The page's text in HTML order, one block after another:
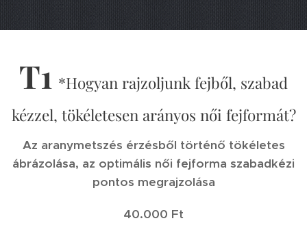
T1 *Hogyan rajzoljunk fejből, szabad
kézzel, tökéletesen arányos női fejformát?
Az aranymetszés érzésből történő tökéletes
ábrázolása, az optimális női fejforma szabadkézi
pontos megrajzolása
40.000 Ft